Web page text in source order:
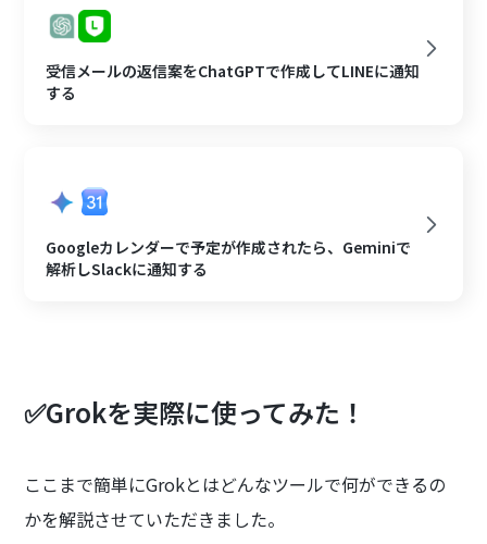
受信メールの返信案をChatGPTで作成してLINEに通知
する
Googleカレンダーで予定が作成されたら、Geminiで
解析しSlackに通知する
✅Grokを実際に使ってみた！
ここまで簡単にGrokとはどんなツールで何ができるの
かを解説させていただきました。